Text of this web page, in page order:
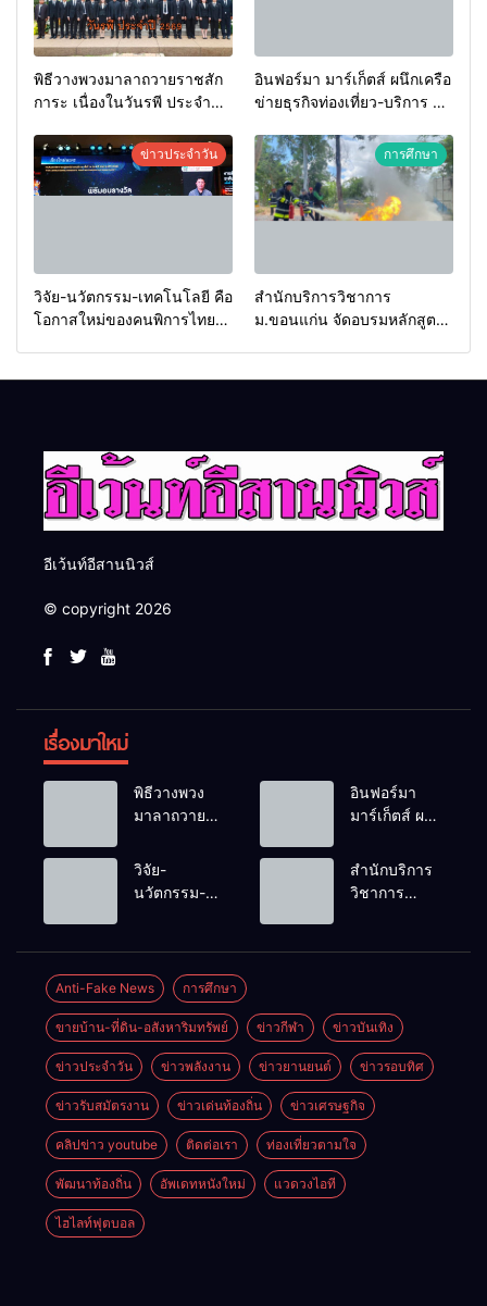
พิธีวางพวงมาลาถวายราชสัก
การะ เนื่องในวันรพี ประจำปี
วันรพี เพื่อเชื่อมความสัมพันธ์
อันดีของหน่วยงานใน
กระบวนการยุติธรรม
อินฟอร์มา มาร์เก็ตส์ ผนึกเครือ
ข่ายธุรกิจท่องเที่ยว-บริการ จัด
2026 เชื่อม 4 งานใหญ่ สร้าง
โอกาสธุรกิจครบวงจร ด้วย
ครับ
ข่าวประจำวัน
วิจัย-นวัตกรรม-เทคโนโลยี คือ
โอกาสใหม่ของคนพิการไทย
การศึกษา
สำนักบริการวิชาการ
ม.ขอนแก่น จัดอบรมหลักสูตร
อีเว้นท์อีสานนิวส์
© copyright 2026
เรื่องมาใหม่
พิธีวางพวง
มาลาถวาย
เนื่องในวันรพี
ประจำปี
ฟุตบอลวันรพี
เพื่อเชื่อม
ความสัมพันธ์
อันดีของ
หน่วยงานใน
กระบวนการ
ยุติธรรม
อินฟอร์มา
มาร์เก็ตส์ ผนึก
ธุรกิจท่อง
เที่ยว-บริการ
Thailand
สร้างโอกาส
ธุรกิจครบ
วงจร ด้วยครับ
วิจัย-
นวัตกรรม-
ไทย และพลัง
ขับเคลื่อน
เศรษฐกิจ
ประเทศ
สำนักบริการ
วิชาการ
ศักยภาพเจ้า
หน้าที่ท้องถิ่น
รับมืออัคคีภัย
ตามมาตรฐาน
สากล
Anti-Fake News การศึกษา
ขายบ้าน-ที่ดิน-อสังหาริมทรัพย์ ข่าวกีฬา ข่าวบันเทิง
ข่าวประจำวัน ข่าวพลังงาน ข่าวยานยนต์ ข่าวรอบทิศ
ข่าวรับสมัตรงาน ข่าวเด่นท้องถิ่น ข่าวเศรษฐกิจ
คลิปข่าว youtube ติดต่อเรา ท่องเที่ยวตามใจ
พัฒนาท้องถิ่น อัพเดทหนังใหม่ แวดวงไอที
ไฮไลท์ฟุตบอล